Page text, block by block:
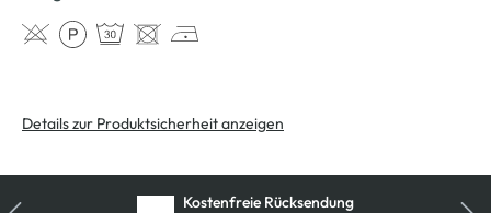
Details zur Produktsicherheit anzeigen
Kostenfreie Rücksendung